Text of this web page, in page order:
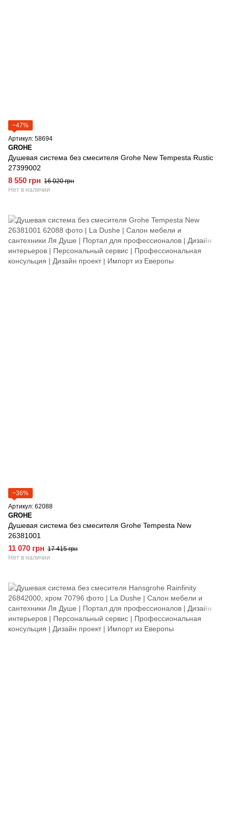
−47%
Артикул: 58694
GROHE
Душевая система без смесителя Grohe New Tempesta Rustic
27399002
8 550 грн 16 020 грн
Нет в наличии
−36%
Артикул: 62088
GROHE
Душевая система без смесителя Grohe Tempesta New
26381001
11 070 грн 17 415 грн
Нет в наличии